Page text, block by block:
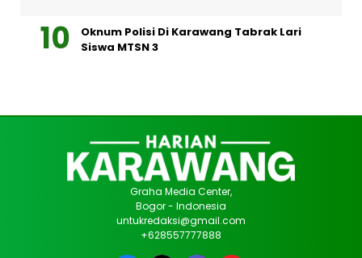
Oknum Polisi Di Karawang Tabrak Lari
Siswa MTSN 3
Graha Media Center,
Bogor - Indonesia
untukredaksi@gmail.com
+628557777888